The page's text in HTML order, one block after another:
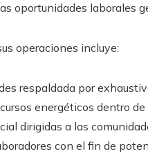
oportunidades laborales
operaciones incluye:
respaldada por
energéticos dentro
dirigidas a las
con el fin de